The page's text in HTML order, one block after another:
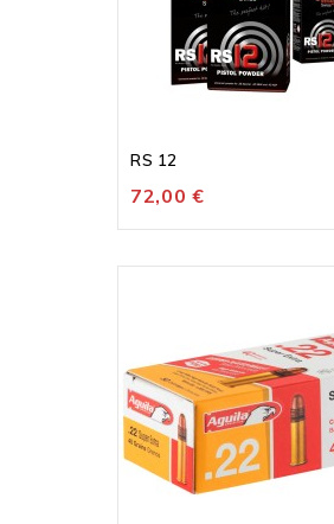
RS 12
72,00 €